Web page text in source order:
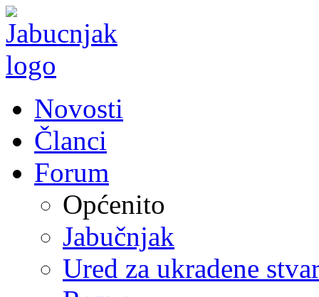
Novosti
Članci
Forum
Općenito
Jabučnjak
Ured za ukradene